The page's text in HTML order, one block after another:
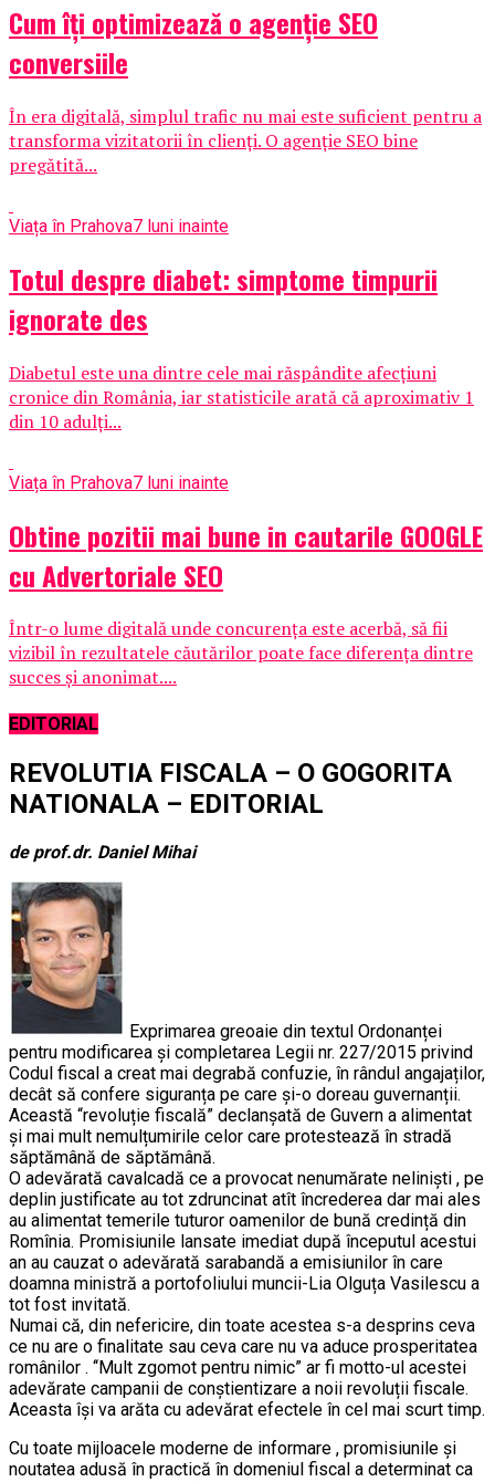
Cum îți optimizează o agenție SEO
conversiile
În era digitală, simplul trafic nu mai este suficient pentru a
transforma vizitatorii în clienți. O agenție SEO bine
pregătită...
Viața în Prahova7 luni inainte
Totul despre diabet: simptome timpurii
ignorate des
Diabetul este una dintre cele mai răspândite afecţiuni
cronice din România, iar statisticile arată că aproximativ 1
din 10 adulţi...
Viața în Prahova7 luni inainte
Obtine pozitii mai bune in cautarile GOOGLE
cu Advertoriale SEO
Într-o lume digitală unde concurența este acerbă, să fii
vizibil în rezultatele căutărilor poate face diferența dintre
succes și anonimat....
EDITORIAL
REVOLUTIA FISCALA – O GOGORITA
NATIONALA – EDITORIAL
de prof.dr. Daniel Mihai
Exprimarea greoaie din textul Ordonanței
pentru modificarea și completarea Legii nr. 227/2015 privind
Codul fiscal a creat mai degrabă confuzie, în rândul angajaților,
decât să confere siguranța pe care și-o doreau guvernanții.
Această “revoluție fiscală” declanșată de Guvern a alimentat
și mai mult nemulțumirile celor care protestează în stradă
săptămână de săptămână.
O adevărată cavalcadă ce a provocat nenumărate neliniști , pe
deplin justificate au tot zdruncinat atît încrederea dar mai ales
au alimentat temerile tuturor oamenilor de bună credință din
Romînia. Promisiunile lansate imediat după începutul acestui
an au cauzat o adevărată sarabandă a emisiunilor în care
doamna ministră a portofoliului muncii-Lia Olguța Vasilescu a
tot fost invitată.
Numai că, din nefericire, din toate acestea s-a desprins ceva
ce nu are o finalitate sau ceva care nu va aduce prosperitatea
românilor . ‘‘Mult zgomot pentru nimic” ar fi motto-ul acestei
adevărate campanii de conștientizare a noii revoluții fiscale.
Aceasta își va arăta cu adevărat efectele în cel mai scurt timp.
Cu toate mijloacele moderne de informare , promisiunile și
noutatea adusă în practică în domeniul fiscal a determinat ca